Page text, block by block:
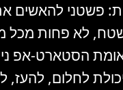
פשטני
לא פחות
הסטארט-אפ
לחלום, להעז,